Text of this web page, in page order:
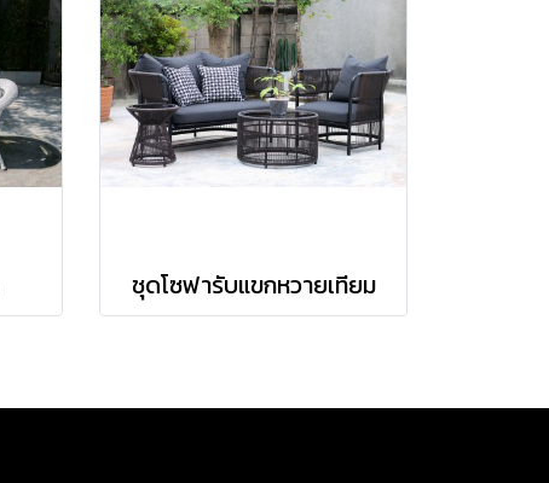
ชุดโซฟารับแขกหวายเทียม